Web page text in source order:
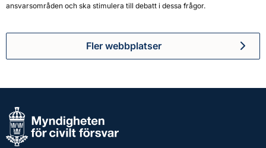
ansvarsområden och ska stimulera till debatt i dessa frågor.
Fler webbplatser